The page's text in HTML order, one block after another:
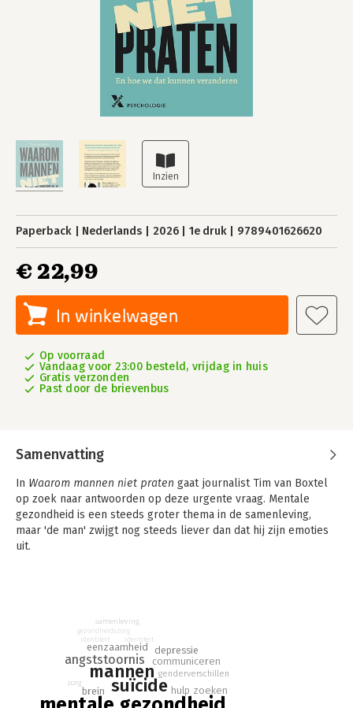
Paperback Nederlands 2026 1e druk 9789401626620
€ 22,99
In winkelwagen
Op voorraad
Vandaag voor 23:00 besteld, vrijdag in huis
Gratis verzonden
Past door de brievenbus
Samenvatting
In Waarom mannen niet praten gaat journalist Tim van Boxtel
op zoek naar antwoorden op deze urgente vraag. Mentale
gezondheid is een steeds groter thema in de samenleving,
maar 'de man' zwijgt nog steeds liever dan dat hij zijn emoties
uit.
inzichten, herkenbare verhalen en praktische adviezen biedt
dit boek een hoopvol perspectief voor mannen, ouders,
partners en hulpverleners.
Waarom mannen niet pratenis een krachtig en actueel boek
voor mannen die worstelen met hun mentale gezondheid maar
daar moeilijk over praten. Tim van Boxtel doorbreekt het
suïcide
mannen
angststoornis
eenzaamheid depressie
brein
communiceren
genderverschillen
hulp zoeken
identiteit
identiteit
gezondheidszorg
samenleving
zorg